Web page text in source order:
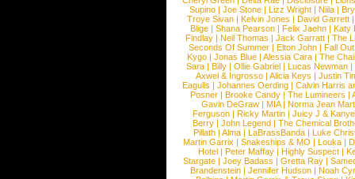
Supino |Joe Stone |Lizz Wright |Niila |
Troye Sivan | Kelvin Jones | David Garrett
Blige | Shana Pearson | Felix Jaehn | Katy
Findlay |Neil Thomas |Jack Garratt |The
Seconds Of Summer |Elton John |Fall
Kygo |Jonas Blue |Alessia Cara |The
Sara |Billy |Ollie Gabriel |Lucas Newman |
Axwel & Ingrosso | Alicia Keys | Justin
Eagulls |Johannes Oerding |Calvin Harris
Posner |Brooke Candy |The Lumineers |
Gavin DeGraw | MIA| Norma Jean
Ferguson | Ricky Martin | Juicy J &
Berry | John Legend | The Chemical
Pillath |Alma |LaBrassBanda |Luke
Martin Garrix | Snakeships & MO | Louka |
Hotel | Peter Maffay | Highly Suspect |
Stargate |Joey Badass |Gretta Ray |
Brandenstein |Jennifer Hudson |Noah